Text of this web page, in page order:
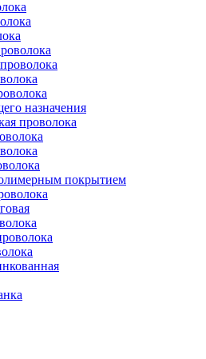
назначения
проволока
покрытием